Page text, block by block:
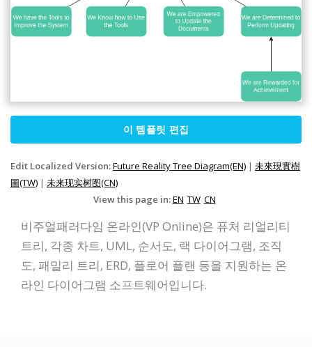
이 템플릿 편집
Edit Localized Version:Future Reality Tree Diagram(EN) | 未來現實樹
圖(TW) | 未来现实树图(CN)
View this page in:EN TW CN
비주얼패러다임 온라인(VP Online)은 퓨처 리얼리티
트리, 각종 차트, UML, 순서도, 랙 다이어그램, 조직
도, 패밀리 트리, ERD, 플로어 플랜 등을 지원하는 온
라인 다이어그램 소프트웨어입니다.